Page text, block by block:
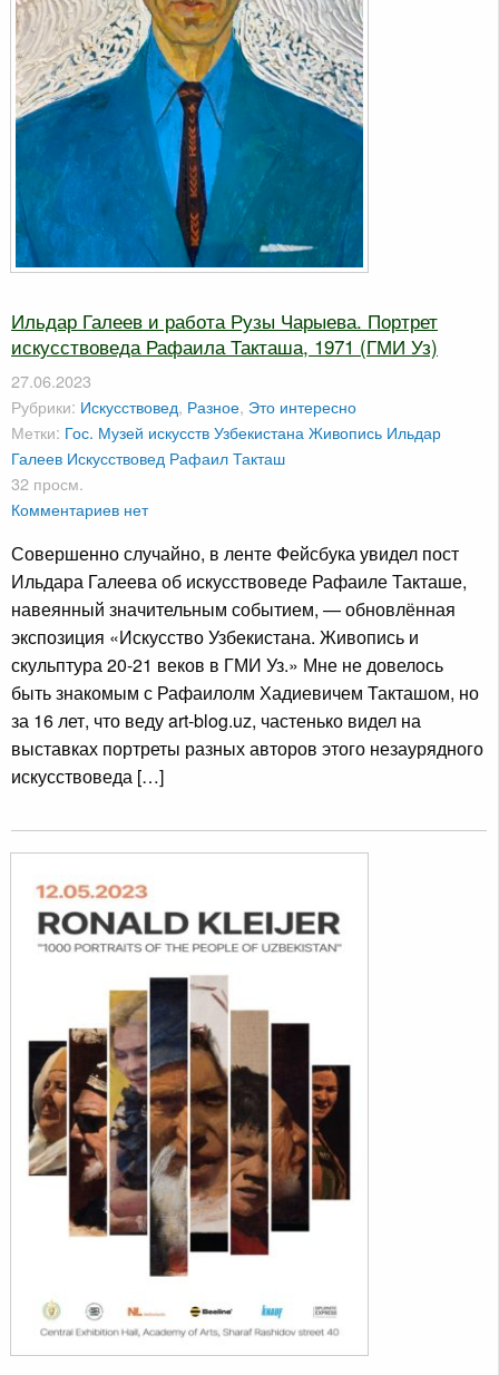
Ильдар Галеев и работа Рузы Чарыева. Портрет
искусствоведа Рафаила Такташа, 1971 (ГМИ Уз)
27.06.2023
Рубрики: Искусствовед, Разное, Это интересно
Метки: Гос. Музей искусств Узбекистана Живопись Ильдар
Галеев Искусствовед Рафаил Такташ
32 просм.
Комментариев нет
Совершенно случайно, в ленте Фейсбука увидел пост
Ильдара Галеева об искусствоведе Рафаиле Такташе,
навеянный значительным событием, — обновлённая
экспозиция «Искусство Узбекистана. Живопись и
скульптура 20-21 веков в ГМИ Уз.» Мне не довелось
быть знакомым с Рафаилолм Хадиевичем Такташом, но
за 16 лет, что веду art-blog.uz, частенько видел на
выставках портреты разных авторов этого незаурядного
искусствоведа […]